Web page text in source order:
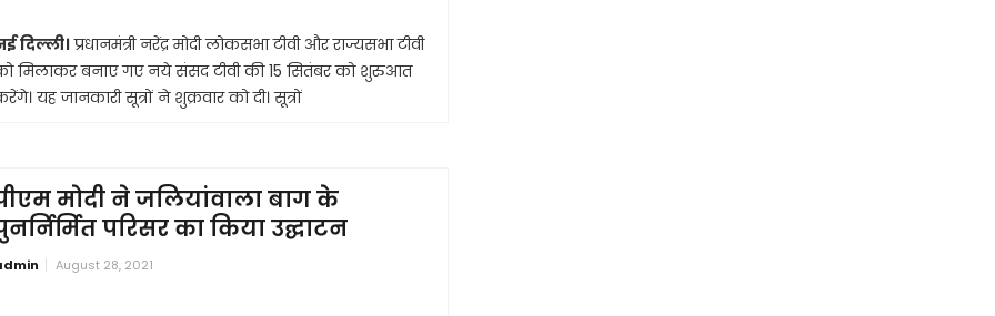
दिल्ली।प्रधानमंत्री नरेंद्र मोदी लोकसभा टीवी और राज्यसभा टीवी
मिलाकर बनाए गए नये संसद टीवी की 15 सितंबर को शुरुआत
यह जानकारी सूत्रों ने शुक्रवार को दी। सूत्रों
मोदी ने जलियांवाला बाग के
परिसर का किया उद्घाटन
August 28, 2021